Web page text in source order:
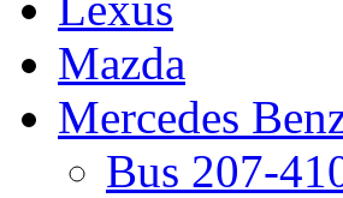
Mazda
Mercedes
Bus 207-